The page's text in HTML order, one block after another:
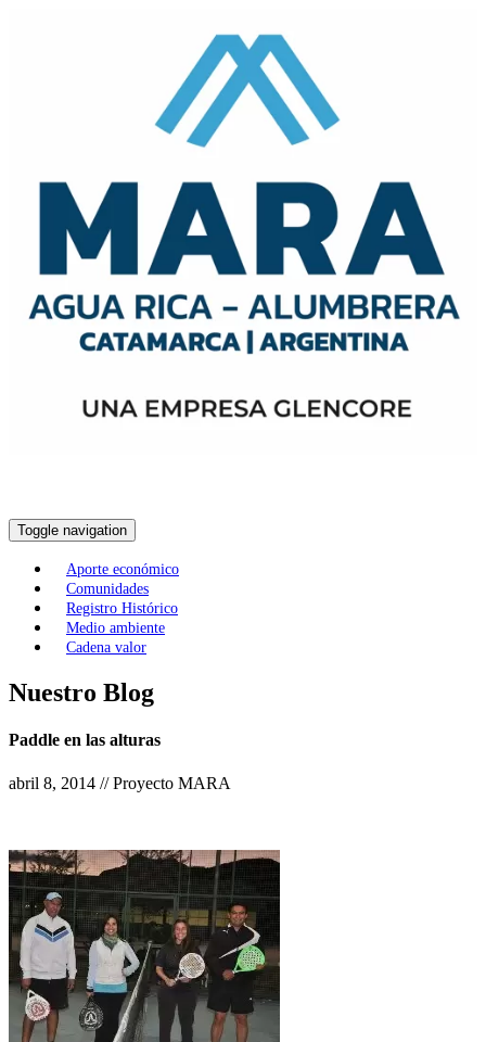
Toggle navigation
Aporte económico
Comunidades
Registro Histórico
Medio ambiente
Cadena valor
Nuestro Blog
Paddle en las alturas
abril 8, 2014 // Proyecto MARA